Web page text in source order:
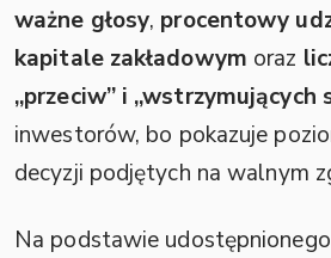
ważne głosy, procentowy
kapitale zakładowym oraz
„przeciw” i „wstrzymujących
inwestorów, bo pokazuje
decyzji podjętych na walnym
Na podstawie